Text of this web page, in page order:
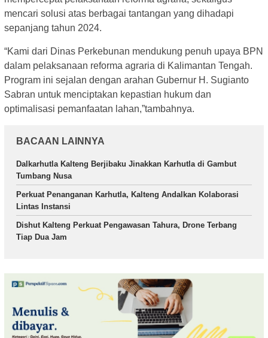
mencari solusi atas berbagai tantangan yang dihadapi
sepanjang tahun 2024.
“Kami dari Dinas Perkebunan mendukung penuh upaya BPN
dalam pelaksanaan reforma agraria di Kalimantan Tengah.
Program ini sejalan dengan arahan Gubernur H. Sugianto
Sabran untuk menciptakan kepastian hukum dan
optimalisasi pemanfaatan lahan,”tambahnya.
BACAAN LAINNYA
Dalkarhutla Kalteng Berjibaku Jinakkan Karhutla di Gambut
Tumbang Nusa
Perkuat Penanganan Karhutla, Kalteng Andalkan Kolaborasi
Lintas Instansi
Dishut Kalteng Perkuat Pengawasan Tahura, Drone Terbang
Tiap Dua Jam